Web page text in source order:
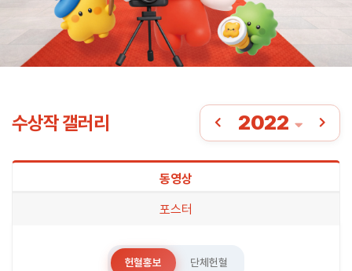
수상작 갤러리 2022
동영상
포스터
헌혈홍보 단체헌혈